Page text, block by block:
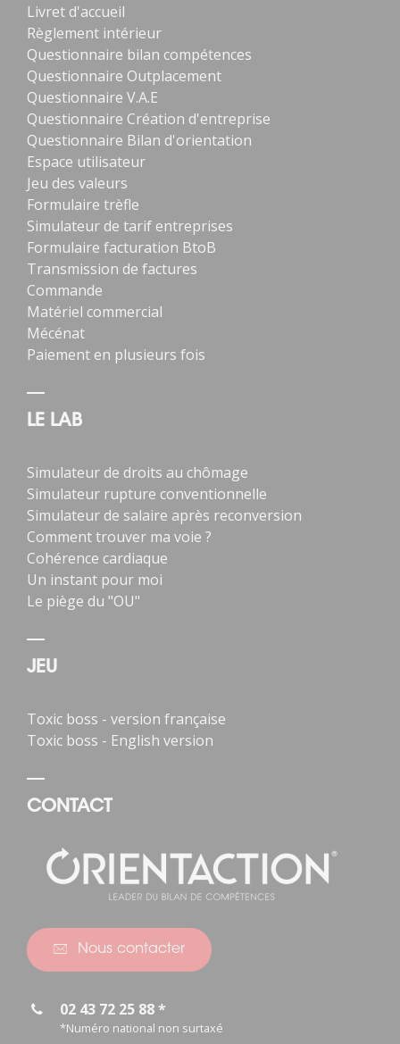
Livret d'accueil
Règlement intérieur
Questionnaire bilan compétences
Questionnaire Outplacement
Questionnaire V.A.E
Questionnaire Création d'entreprise
Questionnaire Bilan d'orientation
Espace utilisateur
Jeu des valeurs
Formulaire trèfle
Simulateur de tarif entreprises
Formulaire facturation BtoB
Transmission de factures
Commande
Matériel commercial
Mécénat
Paiement en plusieurs fois
LE LAB
Simulateur de droits au chômage
Simulateur rupture conventionnelle
Simulateur de salaire après reconversion
Comment trouver ma voie ?
Cohérence cardiaque
Un instant pour moi
Le piège du "OU"
JEU
Toxic boss - version française
Toxic boss - English version
CONTACT
Nous contacter
02 43 72 25 88 *
*Numéro national non surtaxé